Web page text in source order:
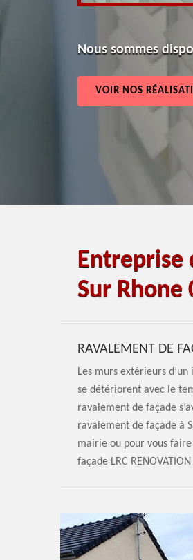
Nous sommes
VOIR NOS
Entreprise
Sur
RAVALEMENT DE
Les murs extérieurs
se détériorent avec le
ravalement de façade
ravalement de façade à
mairie ou pour vous
façade LRC